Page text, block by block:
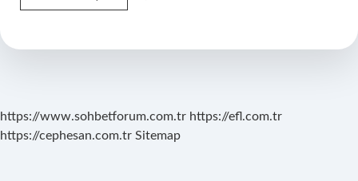
Kalmak
Gelir
https://www.sohbetforum.com.tr https://efl.com.tr
https://cephesan.com.tr Sitemap